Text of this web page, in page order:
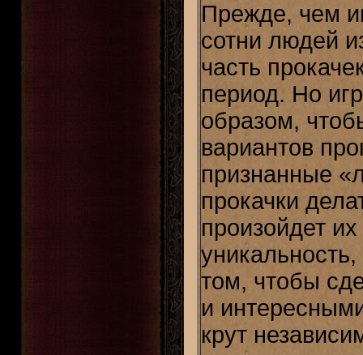
Прежде, чем
сотни людей
часть
период. Но
образом,
вариантов
признанные
прокачки
произойдет
том, чтобы
и
крут